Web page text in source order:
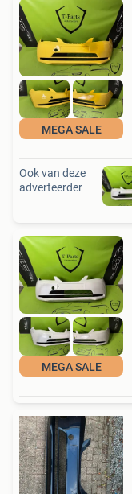
MEGA SALE
Ook van deze
adverteerder
MEGA SALE